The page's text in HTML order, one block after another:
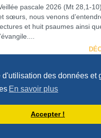
d'utilisation des données et
En savoir plus
Accepter !
pascale 2026 (Mt 28,1-
sœurs, nous venons
lectures et huit psaumes ainsi
l’évangile....